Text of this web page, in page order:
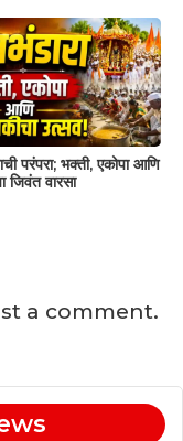
परंपरा; भक्ती, एकोपा आणि
जिवंत वारसा
a comment.